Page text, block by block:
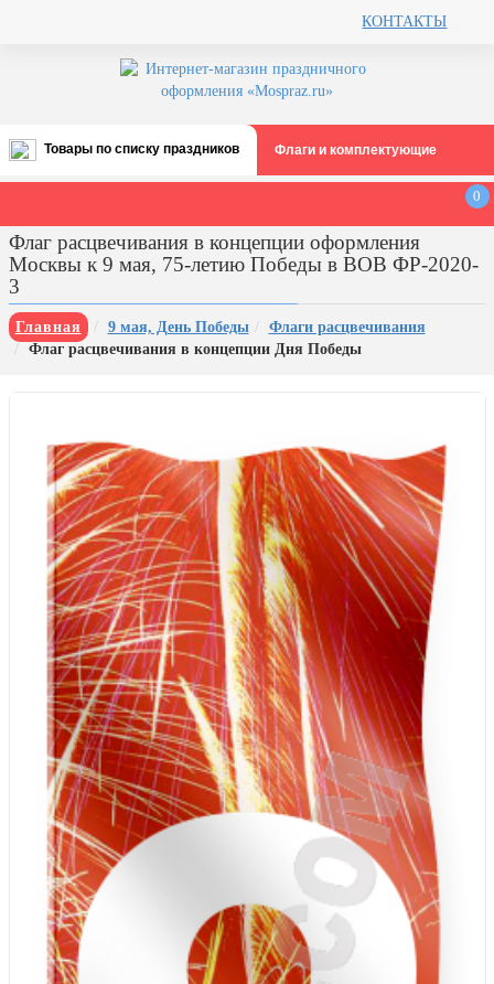
КОНТАКТЫ
Товары по списку праздников
Все праздники
августа)
12 августа, День ВВС
22 августа, День Государственного
флага РФ
3 сентября, День солидарности в
борьбе с терроризмом
День города Москвы (первая суббота
сентября)
День нефтяника (первое воскресенье
сентября)
8 сентября, День танкиста (второе
воскресенье сентября)
1 октября, Международный день
пожилых людей
5 октября, День учителя
19 октября, День Отца
25 октября, День Таможенника
Российской Федерации
28 октября, День Бабушек и Дедушек
Хэллоуин
4 ноября, День народного единства
Флаги и комплектующие
0
Флаг расцвечивания в концепции оформления
Москвы к 9 мая, 75-летию Победы в ВОВ ФР-2020-
3
Главная 9 мая, День Победы
Флаги расцвечивания
Флаг расцвечивания в концепции Дня Победы